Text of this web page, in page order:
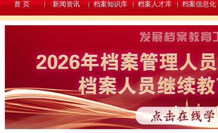
首 页 新闻资讯 档案知识库 档案人才库 档案信息化